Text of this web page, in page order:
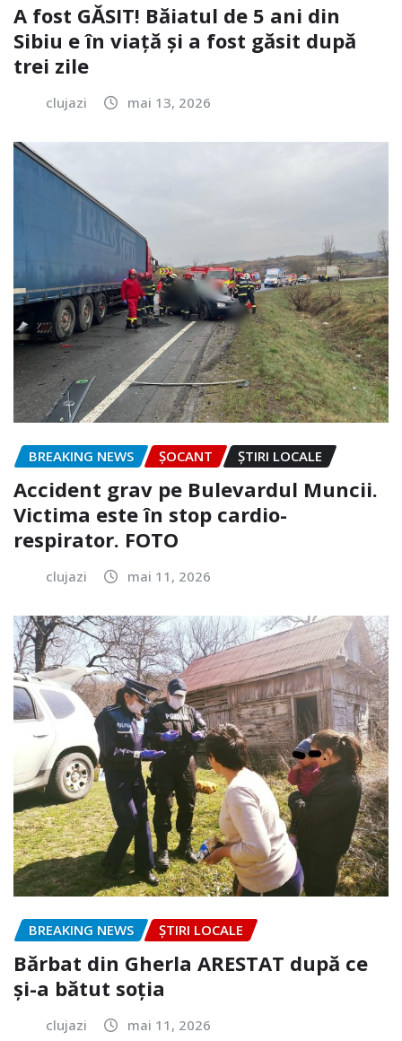
A fost GĂSIT! Băiatul de 5 ani din
Sibiu e în viață și a fost găsit după
trei zile
clujazi mai 13, 2026
BREAKING NEWS ȘOCANT ȘTIRI LOCALE
Accident grav pe Bulevardul Muncii.
Victima este în stop cardio-
respirator. FOTO
clujazi mai 11, 2026
BREAKING NEWS ȘTIRI LOCALE
Bărbat din Gherla ARESTAT după ce
și-a bătut soția
clujazi mai 11, 2026